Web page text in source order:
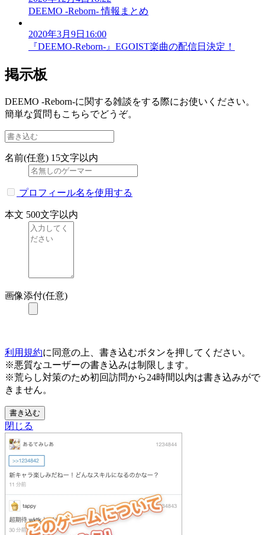
DEEMO -Reborn- 情報まとめ
2020年3月9日16:00
『DEEMO-Reborn-』EGOIST楽曲の配信日決定！
掲示板
DEEMO -Reborn-に関する雑談をする際にお使いください。
簡単な質問もこちらでどうぞ。
名前(任意) 15文字以内
プロフィール名を使用する
本文 500文字以内
画像添付(任意)
利用規約に同意の上、書き込むボタンを押してください。
※悪質なユーザーの書き込みは制限します。
※荒らし対策のため初回訪問から24時間以内は書き込みがで
きません。
書き込む
閉じる